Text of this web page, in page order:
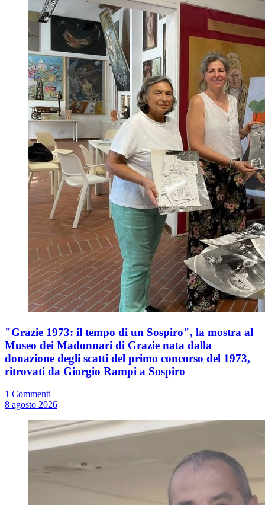
"Grazie 1973: il tempo di un Sospiro", la mostra al
Museo dei Madonnari di Grazie nata dalla
donazione degli scatti del primo concorso del 1973,
ritrovati da Giorgio Rampi a Sospiro
1 Commenti
8 agosto 2026